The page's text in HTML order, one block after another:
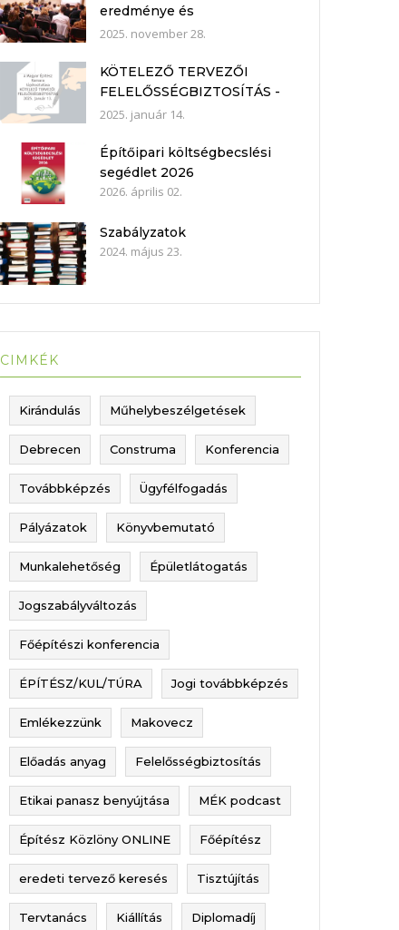
eredménye és
Műhelybeszélgetés 2025.11.21.
2025. november 28.
KÖTELEZŐ TERVEZŐI
FELELŐSSÉGBIZTOSÍTÁS -
nyilatkozat mintákkal
2025. január 14.
Építőipari költségbecslési
segédlet 2026
2026. április 02.
Szabályzatok
2024. május 23.
CIMKÉK
Kirándulás Műhelybeszélgetések
Debrecen Construma Konferencia
Továbbképzés Ügyfélfogadás
Pályázatok Könyvbemutató
Munkalehetőség Épületlátogatás
Jogszabályváltozás
Főépítészi konferencia
ÉPÍTÉSZ/KUL/TÚRA Jogi továbbképzés
Emlékezzünk Makovecz
Előadás anyag Felelősségbiztosítás
Etikai panasz benyújtása MÉK podcast
Építész Közlöny ONLINE Főépítész
eredeti tervező keresés Tisztújítás
Tervtanács Kiállítás Diplomadíj